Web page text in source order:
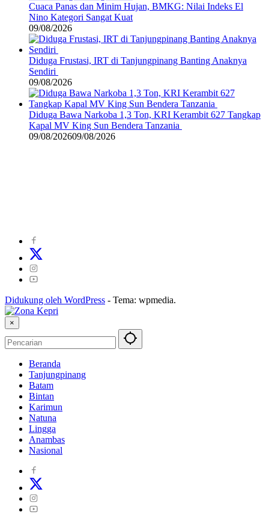
Cuaca Panas dan Minim Hujan, BMKG: Nilai Indeks El
Nino Kategori Sangat Kuat
09/08/2026
Diduga Frustasi, IRT di Tanjungpinang Banting Anaknya
Sendiri
09/08/2026
Diduga Bawa Narkoba 1,3 Ton, KRI Kerambit 627 Tangkap
Kapal MV King Sun Bendera Tanzania
09/08/202609/08/2026
Didukung oleh WordPress - Tema: wpmedia.
×
Beranda
Tanjungpinang
Batam
Bintan
Karimun
Natuna
Lingga
Anambas
Nasional